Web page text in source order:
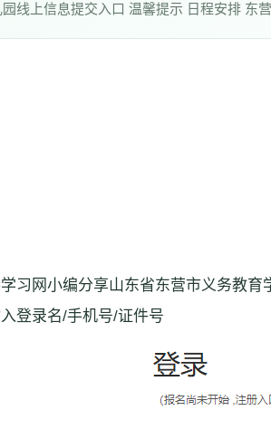
园线上信息提交入口 温馨提示 日程安排 东
习网小编分享山东省东营市义务教
登录名/手机号/证件号